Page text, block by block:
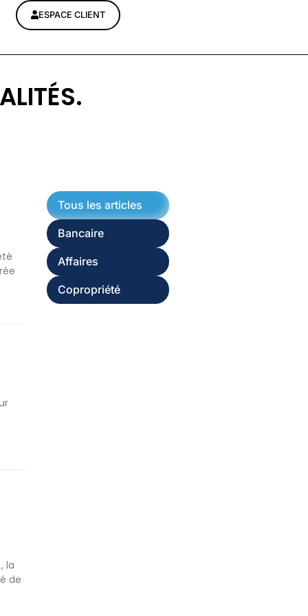
ESPACE CLIENT
Tous les articles
Bancaire
Affaires
Copropriété
la
de